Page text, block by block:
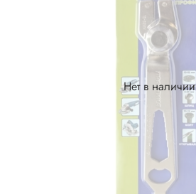
Нет в наличии